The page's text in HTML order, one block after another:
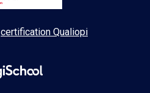
certification Qualiopi